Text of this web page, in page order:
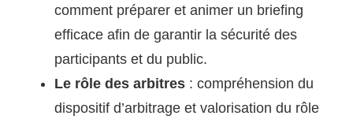
comment préparer et animer un briefing
efficace afin de garantir la sécurité des
participants et du public.
Le rôle des arbitres : compréhension du
dispositif d’arbitrage et valorisation du rôle